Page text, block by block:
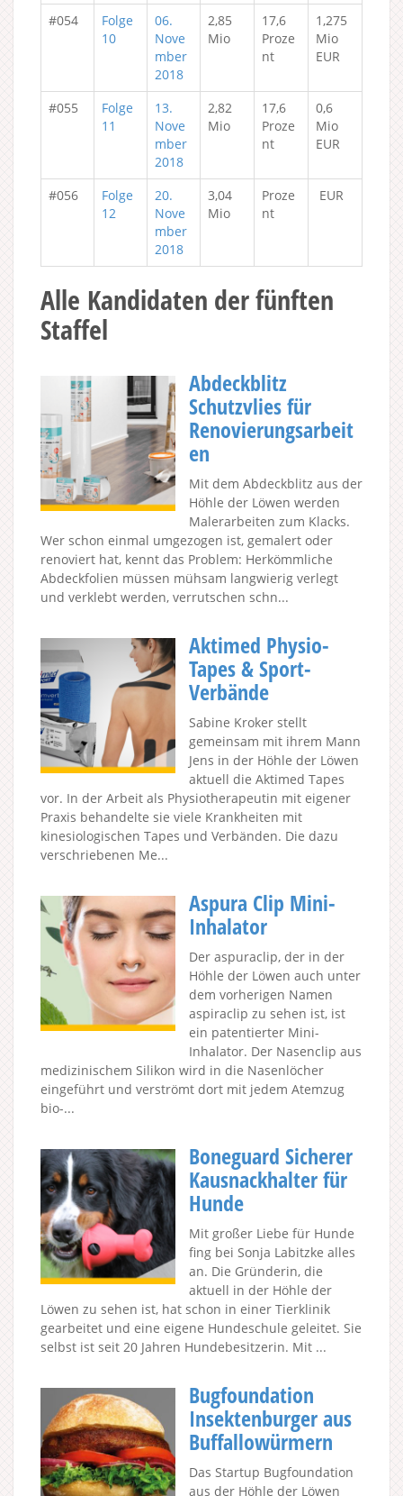
#054
Folge
10
06.
Nove
mber
2018
2,85
Mio
17,6
Proze
nt
1,275
Mio
EUR
#055
Folge
11
13.
Nove
mber
2018
2,82
Mio
17,6
Proze
nt
0,6
Mio
EUR
#056
Folge
12
20.
Nove
mber
2018
3,04
Mio
Proze
nt
EUR
Alle Kandidaten der fünften
Staffel
Abdeckblitz
Schutzvlies für
Renovierungsarbeit
en
Mit dem Abdeckblitz aus der
Höhle der Löwen werden
Malerarbeiten zum Klacks.
Wer schon einmal umgezogen ist, gemalert oder
renoviert hat, kennt das Problem: Herkömmliche
Abdeckfolien müssen mühsam langwierig verlegt
und verklebt werden, verrutschen schn...
Aktimed Physio-
Tapes & Sport-
Verbände
Sabine Kroker stellt
gemeinsam mit ihrem Mann
Jens in der Höhle der Löwen
aktuell die Aktimed Tapes
vor. In der Arbeit als Physiotherapeutin mit eigener
Praxis behandelte sie viele Krankheiten mit
kinesiologischen Tapes und Verbänden. Die dazu
verschriebenen Me...
Aspura Clip Mini-
Inhalator
Der aspuraclip, der in der
Höhle der Löwen auch unter
dem vorherigen Namen
aspiraclip zu sehen ist, ist
ein patentierter Mini-
Inhalator. Der Nasenclip aus
medizinischem Silikon wird in die Nasenlöcher
eingeführt und verströmt dort mit jedem Atemzug
bio-...
Boneguard Sicherer
Kausnackhalter für
Hunde
Mit großer Liebe für Hunde
fing bei Sonja Labitzke alles
an. Die Gründerin, die
aktuell in der Höhle der
Löwen zu sehen ist, hat schon in einer Tierklinik
gearbeitet und eine eigene Hundeschule geleitet. Sie
selbst ist seit 20 Jahren Hundebesitzerin. Mit ...
Bugfoundation
Insektenburger aus
Buffallowürmern
Das Startup Bugfoundation
aus der Höhle der Löwen